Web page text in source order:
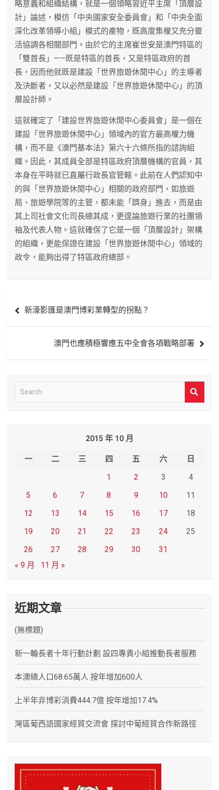
略意義和組織結構，就是一個領略習近平主席「頂層設
計」論述，模仿「中央國家安全委員會」和「中央全面
深化改革領導小組」模式的產物，既高度集權又充分靈
活協調各相關部門。由於它的主席崔世安是澳門特區的
「雙首長」——既是特區的首長，又是特區政府的首
長，因而他就既是建設「世界旅遊休閒中心」的主導者
及決斷者，又以必然是建設「世界旅遊休閒中心」的頂
層設計師。
這就確定了「建設世界旅遊休閒中心委員會」是一個在
建設「世界旅遊休閒中心」領域內的官方最高權力機
構，而不是《澳門基本法》第六十六條所指的諮詢組
織。因此，其成員全部是特區政府頂層機構的官員，其
本身在平時就已直屬行政長官管轄。此前在人們認知中
的與「世界旅遊休閒中心」相關的政府部門，如旅遊
局、旅遊學院等的主管，都未能「躋身」進去，而是由
其上司社會文化司長總其成，更遑論旅遊行業的社團領
袖及代表人物。這就確保了它是一個「頂層設計」架構
的組織，更能保證在建設「世界旅遊休閒中心」領域的
政令，能夠出得了特區政府總部。
章 新濠影匯是澳門博彩業轉型的拐點？
澳門也應積極響應五中全會各項戰略部署
e
2015 年 10 月
一 二 三 四 五 六
日
1
2 3
4
5
6 7 8 9 10
11
12
13 14 15 16 17
18
19
20 21 22 23 24
25
26
27 28 29 30
31
« 9 月
11 月 »
近期文章
(無標題)
新一輪長者十年行動計劃 設四專責小組推動長者服務
本澳總人口68.65萬人 按年增加600人
上半年非博彩消費444.7億 按年增加17.4%
灣區葡西語國家經貿交流會 探討中葡經貿合作新路徑